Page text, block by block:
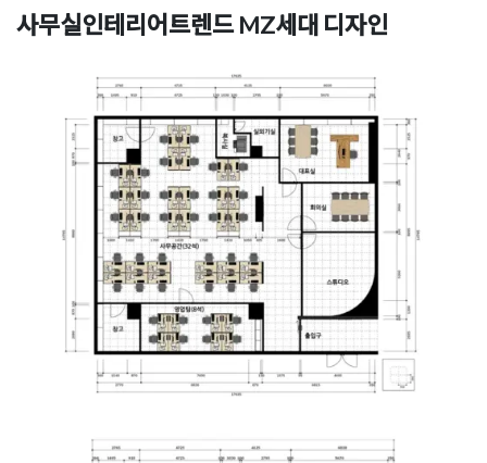
사무실인테리어트렌드 MZ세대 디자인